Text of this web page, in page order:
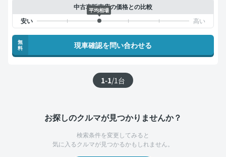
中古車販売店の価格との比較
平均相場
無
料
現車確認を問い合わせる
1-1/1台
お探しのクルマが見つかりませんか？
検索条件を変更してみると
気に入るクルマが見つかるかもしれません。